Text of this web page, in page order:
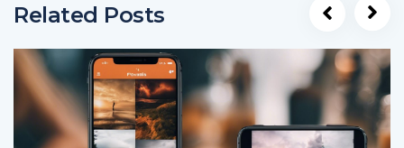
Related Posts